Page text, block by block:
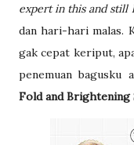
expert in this and still
dan hari-hari malas.
gak cepat keriput,
penemuan bagusku
Fold and Brightening